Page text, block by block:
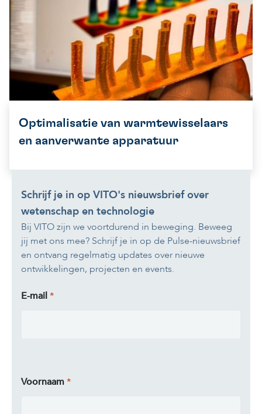
Optimalisatie van warmtewisselaars
en aanverwante apparatuur
Schrijf je in op VITO's nieuwsbrief over
wetenschap en technologie
Bij VITO zijn we voortdurend in beweging. Beweeg
jij met ons mee? Schrijf je in op de Pulse-nieuwsbrief
en ontvang regelmatig updates over nieuwe
ontwikkelingen, projecten en events.
E-mail
Voornaam